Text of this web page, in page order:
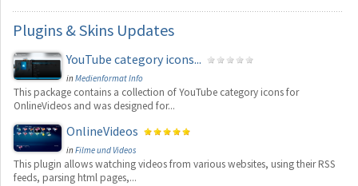
Plugins & Skins Updates
YouTube category icons...
inMedienformat Info
This package contains a collection of YouTube category icons for
OnlineVideos and was designed for...
OnlineVideos
inFilme und Videos
This plugin allows watching videos from various websites, using their RSS
feeds, parsing html pages,...